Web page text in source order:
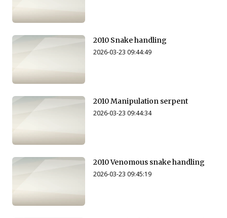
2010 Snake handling
2026-03-23 09:44:49
2010 Manipulation serpent
2026-03-23 09:44:34
2010 Venomous snake handling
2026-03-23 09:45:19